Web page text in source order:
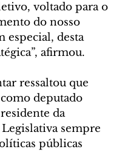
voltado para o
do nosso
especial, desta
afirmou.
ressaltou que
como deputado
da
sempre
públicas